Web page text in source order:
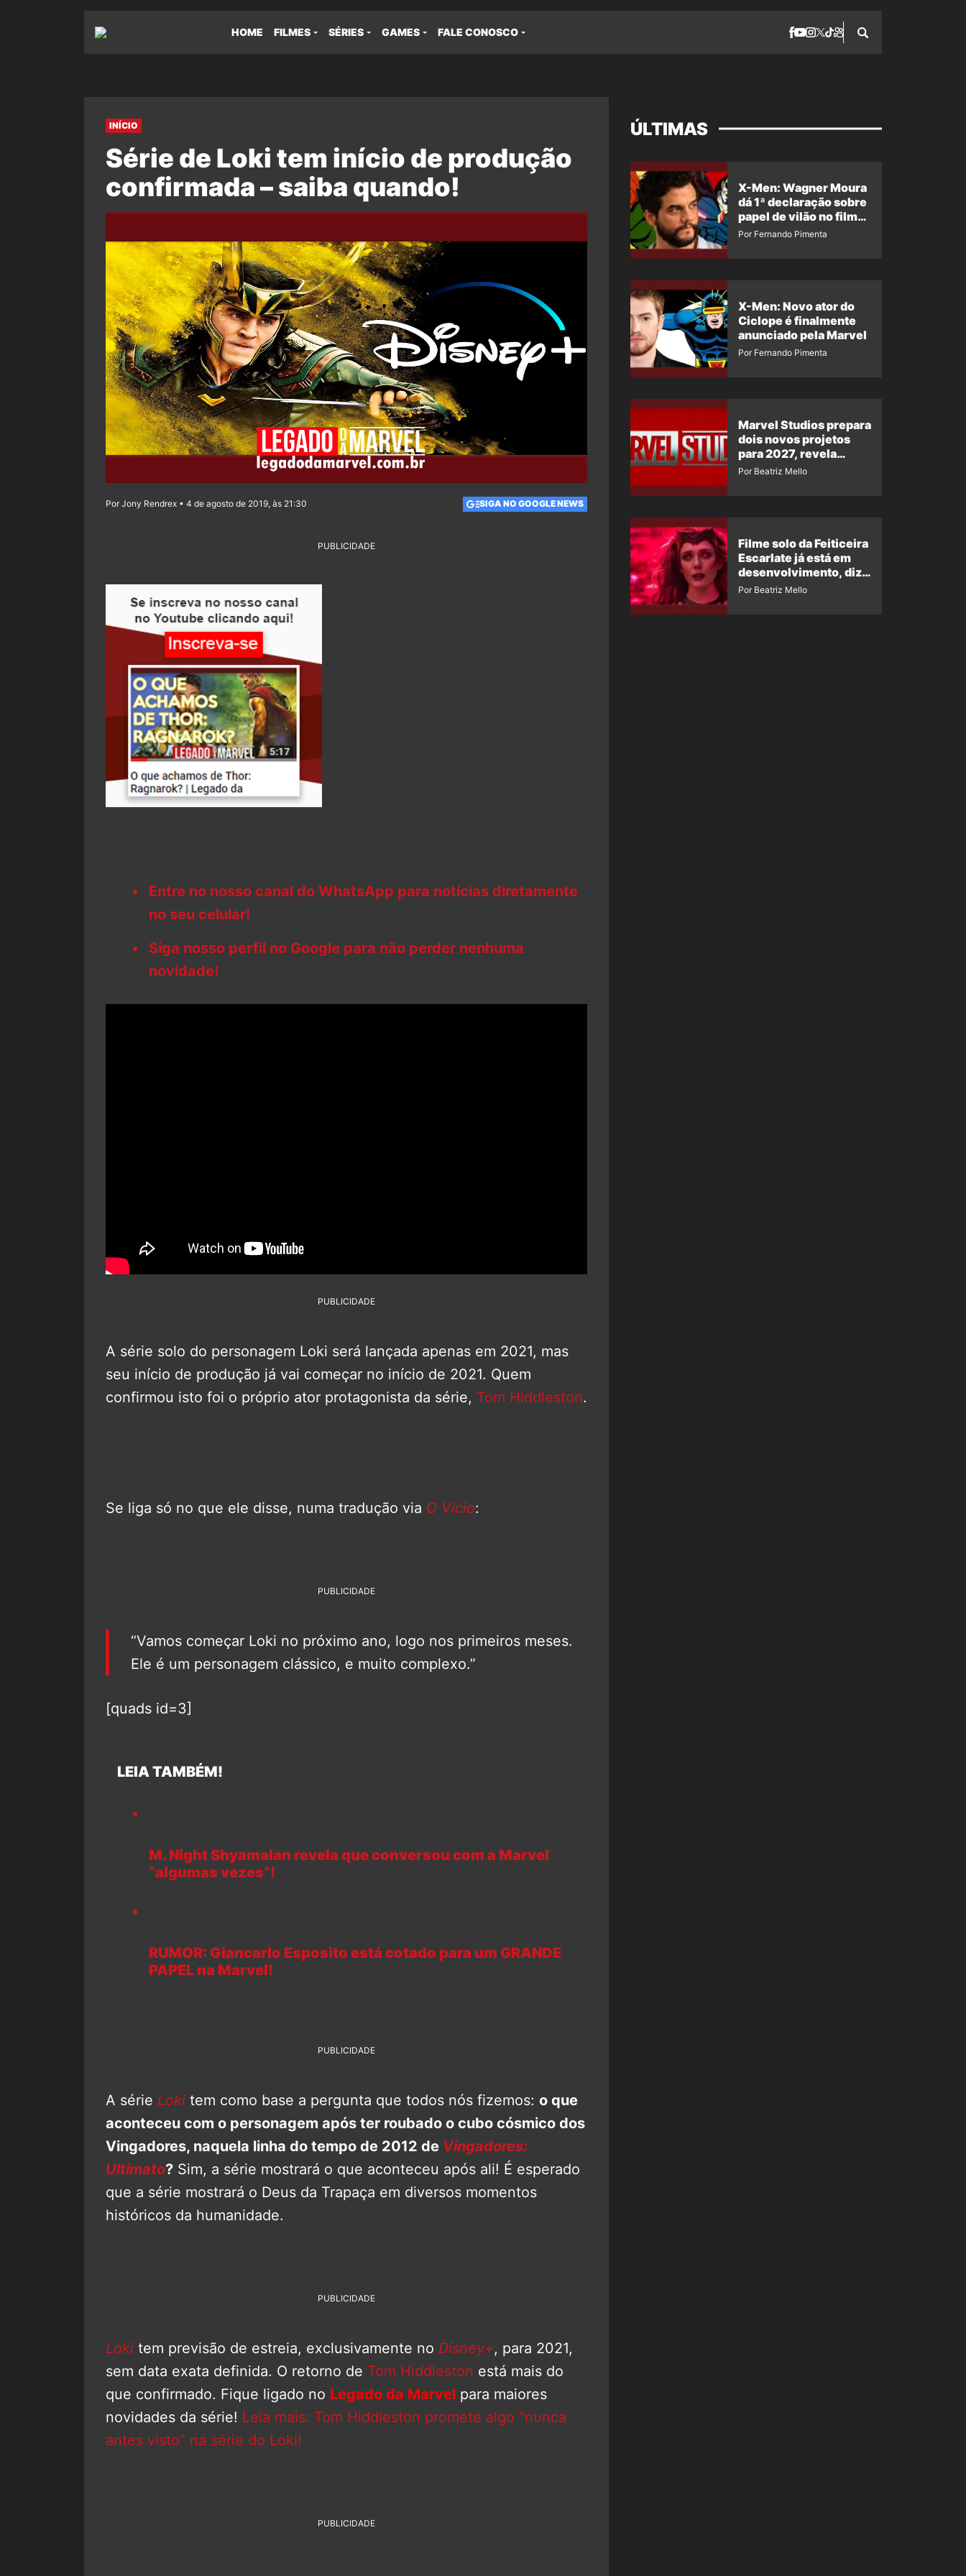
HOME FILMES SÉRIES GAMES FALE CONOSCO
INÍCIO
Série de Loki tem início de produção
confirmada – saiba quando!
Por Jony Rendrex • 4 de agosto de 2019, às 21:30 SIGA NO GOOGLE NEWS
PUBLICIDADE
Entre no nosso canal do WhatsApp para notícias diretamente
no seu celular!
Siga nosso perfil no Google para não perder nenhuma
novidade!
PUBLICIDADE
A série solo do personagem Loki será lançada apenas em 2021, mas
seu início de produção já vai começar no início de 2021. Quem
confirmou isto foi o próprio ator protagonista da série, Tom Hiddleston.
Se liga só no que ele disse, numa tradução via O Vício:
PUBLICIDADE
“Vamos começar Loki no próximo ano, logo nos primeiros meses.
Ele é um personagem clássico, e muito complexo.”
[quads id=3]
LEIA TAMBÉM!
M. Night Shyamalan revela que conversou com a Marvel
“algumas vezes”!
RUMOR: Giancarlo Esposito está cotado para um GRANDE
PAPEL na Marvel!
PUBLICIDADE
A série Loki tem como base a pergunta que todos nós fizemos: o que
aconteceu com o personagem após ter roubado o cubo cósmico dos
Vingadores, naquela linha do tempo de 2012 de Vingadores:
Ultimato? Sim, a série mostrará o que aconteceu após ali! É esperado
que a série mostrará o Deus da Trapaça em diversos momentos
históricos da humanidade.
PUBLICIDADE
Loki tem previsão de estreia, exclusivamente no Disney+, para 2021,
sem data exata definida. O retorno de Tom Hiddleston está mais do
que confirmado. Fique ligado no Legado da Marvel para maiores
novidades da série! Leia mais: Tom Hiddleston promete algo “nunca
antes visto” na série do Loki!
PUBLICIDADE
ÚLTIMAS
X-Men: Wagner Moura
dá 1ª declaração sobre
papel de vilão no filme
da Marvel
Por Fernando Pimenta
X-Men: Novo ator do
Ciclope é finalmente
anunciado pela Marvel
Por Fernando Pimenta
Marvel Studios prepara
dois novos projetos
para 2027, revela
insider
Por Beatriz Mello
Filme solo da Feiticeira
Escarlate já está em
desenvolvimento, diz
insider
Por Beatriz Mello